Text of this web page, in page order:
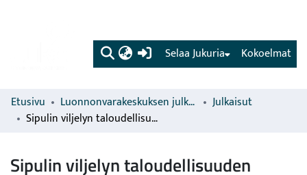
(current) Kokoelmat
Selaa Jukuria
Etusivu Luonnonvarakeskuksen julkaisut
Julkaisut
Sipulin viljelyn taloudellisuuden parantaminen eri lisäysmateriaaleja käyttäen : loppuraportti, Maaseudun tutkimus- ja kehittämishanke Dnro 4315/505/95, Maatilatalouden kehittämisrahasto
Sipulin viljelyn taloudellisuuden